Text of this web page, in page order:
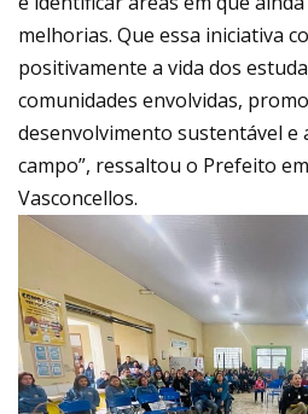
melhorias. Que essa iniciativa
positivamente a vida dos
comunidades envolvidas,
desenvolvimento sustentável e
campo”, ressaltou o Prefeito
Vasconcellos.